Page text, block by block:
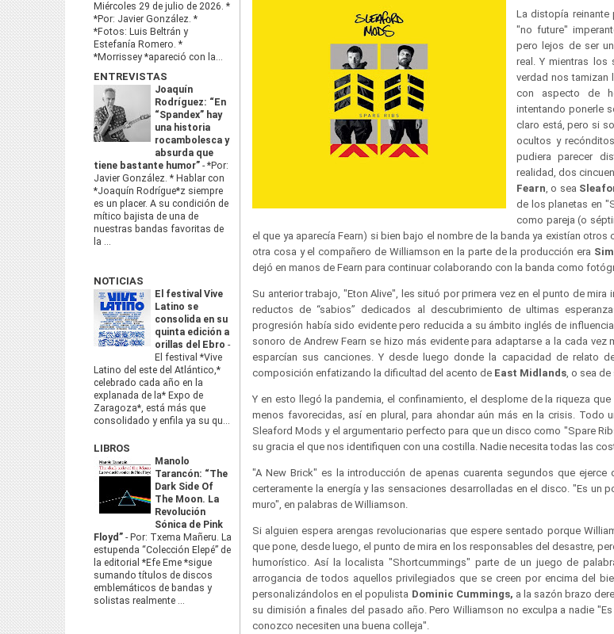
Miércoles 29 de julio de 2026. *
*Por: Javier González. *
*Fotos: Luis Beltrán y
Estefanía Romero. *
*Morrissey *apareció con la...
ENTREVISTAS
Joaquín
Rodríguez: “En
“Spandex” hay
una historia
rocambolesca y
absurda que
tiene bastante humor” -*Por:
Javier González. * Hablar con
*Joaquín Rodrígue*z siempre
es un placer. A su condición de
mítico bajista de una de
nuestras bandas favoritas de
la ...
NOTICIAS
El festival Vive
Latino se
consolida en su
quinta edición a
orillas del Ebro -
El festival *Vive
Latino del este del Atlántico,*
celebrado cada año en la
explanada de la* Expo de
Zaragoza*, está más que
consolidado y enfila ya su qu...
LIBROS
Manolo
Tarancón: “The
Dark Side Of
The Moon. La
Revolución
Sónica de Pink
Floyd” - Por: Txema Mañeru. La
estupenda “Colección Elepé” de
la editorial *Efe Eme *sigue
sumando títulos de discos
emblemáticos de bandas y
solistas realmente ...
La distopía reinante
"no future"
pero lejos de ser
real. Y mientras los
verdad nos tamizan
con aspecto de
intentando ponerle
claro está, pero si
ocultos y
pudiera parecer
realidad, dos
Fearn, o sea
de los planetas en
como pareja (o
el que ya aparecía Fearn) si bien bajo el nombre de la banda ya existían
otra cosa y el compañero de Williamson en la parte de la producción era
dejó en manos de Fearn para continuar colaborando con la banda como
Su anterior trabajo, "Eton Alive", les situó por primera vez en el punto de mira
reductos de “sabios” dedicados al descubrimiento de ultimas
progresión había sido evidente pero reducida a su ámbito inglés de
sonoro de Andrew Fearn se hizo más evidente para adaptarse a la cada vez
esparcían sus canciones. Y desde luego donde la capacidad de relato
composición enfatizando la dificultad del acento de East Midlands, o sea de
Y en esto llegó la pandemia, el confinamiento, el desplome de la riqueza
menos favorecidas, así en plural, para ahondar aún más en la crisis. Todo
Sleaford Mods y el argumentario perfecto para que un disco como "Spare
su gracia el que nos identifiquen con una costilla. Nadie necesita todas las
"A New Brick" es la introducción de apenas cuarenta segundos que
certeramente la energía y las sensaciones desarrolladas en el disco. "Es un
muro", en palabras de Williamson.
Si alguien espera arengas revolucionarias que espere sentado porque
que pone, desde luego, el punto de mira en los responsables del desastre,
humorístico. Así la localista "Shortcummings" parte de un juego de
arrogancia de todos aquellos privilegiados que se creen por encima del
personalizándolos en el populista Dominic Cummings, a la sazón brazo
su dimisión a finales del pasado año. Pero Williamson no exculpa a nadie
conozco necesiten una buena colleja".